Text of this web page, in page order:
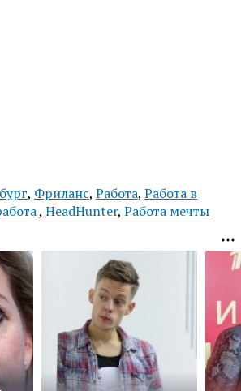
, Фриланс, Работа, Работа в
, HeadHunter, Работа мечты